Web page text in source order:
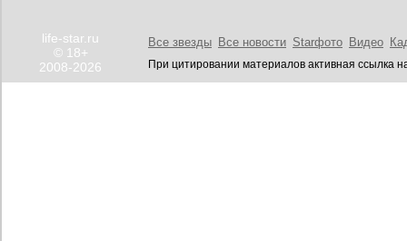
life-star.ru
© 18+
2008-2026
Все звезды Все новости Starфото Видео
При цитировании материалов активная ссылка